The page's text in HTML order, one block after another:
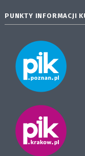
PUNKTY INFORMACJI